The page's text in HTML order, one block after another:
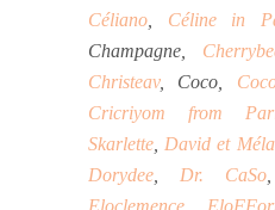
Céliano
Céline in
Champagne,
Christeav, Coco,
Cricriyom from
Skarlette David et
Dorydee
Dr. CaSo
Eloclemence